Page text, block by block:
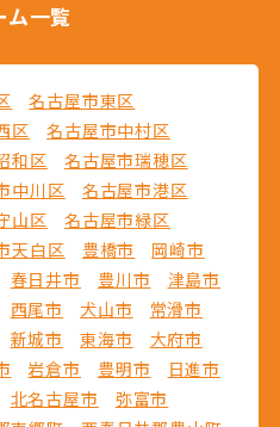
ム一覧
名古屋市東区
区
名古屋市中村区
和区
名古屋市瑞穂区
中川区
名古屋市港区
山区
名古屋市緑区
天白区 豊橋市
岡崎市
春日井市 豊川市
津島市
西尾市 犬山市
常滑市
新城市 東海市
大府市
岩倉市 豊明市
日進市
北名古屋市
弥富市